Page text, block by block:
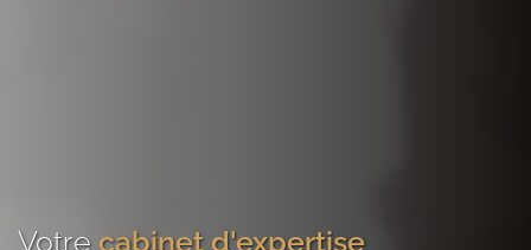
Votre cabinet d'expertise